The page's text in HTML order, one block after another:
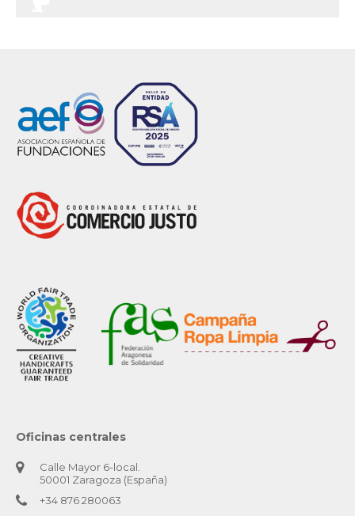
Oficinas centrales
Calle Mayor 6-local.
50001 Zaragoza (España)
+34 876 280063